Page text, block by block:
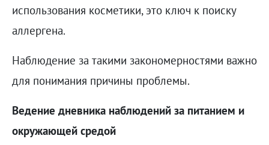
использования косметики, это ключ к поиску
аллергена.
Наблюдение за такими закономерностями важно
для понимания причины проблемы.
Ведение дневника наблюдений за питанием и
окружающей средой